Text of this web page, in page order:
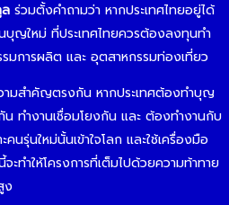
ร่วมตั้งคำถามว่า หากประเทศไทยอยู่ได้
นบุญใหม่ ที่ประเทศไทยควรต้องลงทุนทำ
มการผลิต และ อุตสาหกรรมท่องเที่ยว
ามสำคัญตรงกัน หากประเทศต้องทำบุญ
ทำงานเชื่อมโยงกัน และ ต้องทำงานกับ
นรุ่นใหม่นั้นเข้าใจโลก และใช้เครื่องมือ
ทำให้โครงการที่เต็มไปด้วยความท้าทาย
ง